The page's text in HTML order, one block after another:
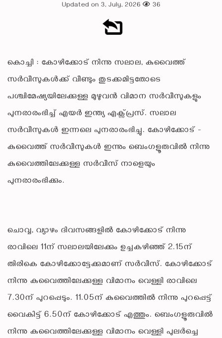
Updated on 3, July, 2026 36
കൊച്ചി : കോഴിക്കോട് നിന്നു സലാല, കുവൈത്ത്
സർവീസുകൾക്ക് വീണ്ടും തുടക്കമിട്ടതോടെ
പശ്ചിമേഷ്യയിലേക്കുള്ള മുഴുവൻ വിമാന സർവീസുകളും
പുനരാരംഭിച്ച് എയർ ഇന്ത്യ എക്സ്പ്രസ്. സലാല
സർവീസുകൾ ഇന്നലെ പുനരാരംഭിച്ചു. കോഴിക്കോട് -
കുവൈത്ത് സർവീസുകൾ ഇന്നും ബെംഗളൂരുവിൽ നിന്നു
കുവൈത്തിലേക്കുള്ള സർവീസ് നാളെയും
പുനരാരംഭിക്കും.
ചൊവ്വ, വ്യാഴം ദിവസങ്ങളിൽ കോഴിക്കോട് നിന്നു
രാവിലെ 11ന് സലാലയിലേക്കും ഉച്ചകഴിഞ്ഞ് 2.15ന്
തിരികെ കോഴിക്കോട്ടേക്കുമാണ് സർവീസ്. കോഴിക്കോട്
നിന്നു കുവൈത്തിലേക്കുള്ള വിമാനം വെള്ളി രാവിലെ
7.30ന് പുറപ്പെടും. 11.05ന് കുവൈത്തിൽ നിന്നു പുറപ്പെട്ട്
വൈകിട്ട് 6.50ന് കോഴിക്കോട് എത്തും. ബെംഗളൂരുവിൽ
നിന്നു കുവൈത്തിലേക്കുള്ള വിമാനം വെള്ളി പുലർച്ചെ